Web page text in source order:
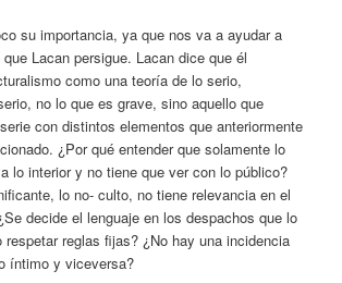
su importancia, ya que nos va a ayudar a
Lacan persigue. Lacan dice que él
como una teoría de lo serio,
no lo que es grave, sino aquello que
con distintos elementos que anteriormente
¿Por qué entender que solamente lo
lo interior y no tiene que ver con lo público?
lo no- culto, no tiene relevancia en el
decide el lenguaje en los despachos que lo
respetar reglas fijas? ¿No hay una incidencia
íntimo y viceversa?